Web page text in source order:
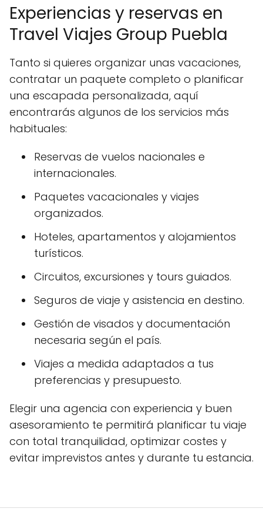
Experiencias y reservas en
Travel Viajes Group Puebla
Tanto si quieres organizar unas vacaciones,
contratar un paquete completo o planificar
una escapada personalizada, aquí
encontrarás algunos de los servicios más
habituales:
Reservas de vuelos nacionales e
internacionales.
Paquetes vacacionales y viajes
organizados.
Hoteles, apartamentos y alojamientos
turísticos.
Circuitos, excursiones y tours guiados.
Seguros de viaje y asistencia en destino.
Gestión de visados y documentación
necesaria según el país.
Viajes a medida adaptados a tus
preferencias y presupuesto.
Elegir una agencia con experiencia y buen
asesoramiento te permitirá planificar tu viaje
con total tranquilidad, optimizar costes y
evitar imprevistos antes y durante tu estancia.